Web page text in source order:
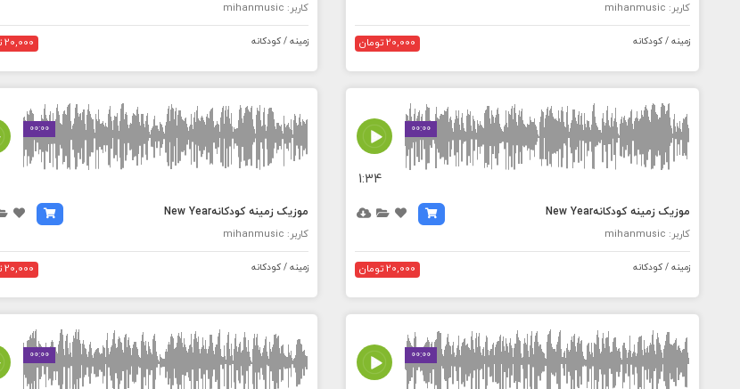
کاربر: mihanmusic
زمینه / کودکانه 20,000 تومان
کاربر: mihanmusic
زمینه / کودکانه 20,000 تومان
00:00
MEDIA_ELEMENT_ERROR: Empty src attribute
1:34
موزیک زمینه کودکانهNew Year
کاربر: mihanmusic
زمینه / کودکانه 20,000 تومان
00:00
MEDIA_ELEMENT_ERROR: Empty src attribute
موزیک زمینه کودکانهNew Year
کاربر: mihanmusic
زمینه / کودکانه 20,000 تومان
00:00
MEDIA_ELEMENT_ERROR: Empty src attribute
00:00
MEDIA_ELEMENT_ERROR: Empty src attribute